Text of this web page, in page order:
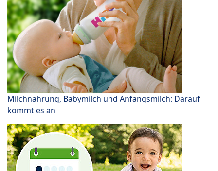
Milchnahrung, Babymilch und Anfangsmilch: Darauf
kommt es an